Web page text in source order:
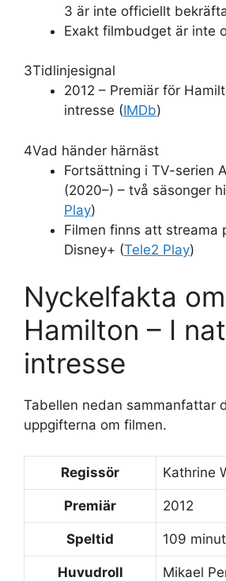
3 är inte officiellt
Exakt filmbudget är inte
3Tidlinjesignal
2012 – Premiär för
intresse (IMDb)
4Vad händer härnäst
Fortsättning i TV-serien
(2020–) – två säsonger
Play)
Filmen finns att streama
Disney+ (Tele2 Play)
Nyckelfakta om
Hamilton – I
intresse
Tabellen nedan sammanfattar
uppgifterna om filmen.
Regissör Kathrine
Premiär 2012
Speltid 109
Huvudroll Mikael